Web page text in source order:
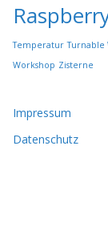
Temperatur Turnable
Workshop Zisterne
Impressum
Datenschutz